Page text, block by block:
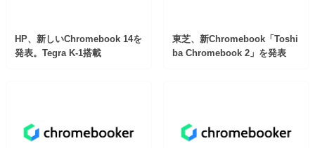
HP、新しいChromebook 14を
発表。Tegra K-1搭載
東芝、新Chromebook「Toshi
ba Chromebook 2」を発表